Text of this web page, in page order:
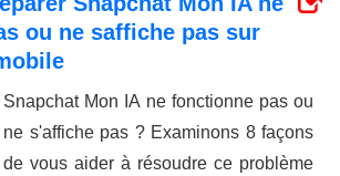
ou ne saffiche pas sur
Snapchat Mon IA ne fonctionne pas ou
ne s'affiche pas ? Examinons 8 façons
de vous aider à résoudre ce problème